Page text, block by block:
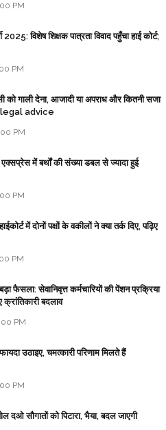
PM
2025: विशेष शिक्षक पात्रता विवाद पहुँचा हाई कोर्ट;
PM
को गाली देना, आजादी या अपराध और कितनी सजा
legal advice
PM
एक्सप्रेस में बर्थों की संख्या डबल से ज्यादा हुई
PM
में दोनों पक्षों के वकीलों ने क्या तर्क दिए, पढ़िए
PM
फैसला: सेवानिवृत्त कर्मचारियों की पेंशन प्रक्रिया
बदलाव
PM
उठाइए, चमत्कारी परिणाम मिलते हैं
PM
दओ सौगातों को पिटारा, भैया, बदल जाएगी